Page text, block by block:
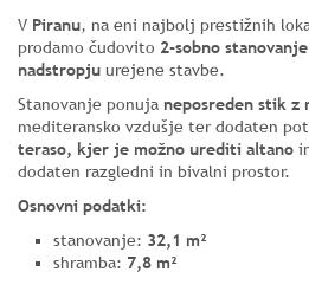
V Piranu, na eni najbolj prestižnih
prodamo čudovito 2-sobno
nadstropju urejene stavbe.
Stanovanje ponuja neposreden stik z
mediteransko vzdušje ter dodaten
teraso, kjer je možno urediti altano
dodaten razgledni in bivalni prostor.
Osnovni podatki:
stanovanje: 32,1 m²
shramba: 7,8 m²